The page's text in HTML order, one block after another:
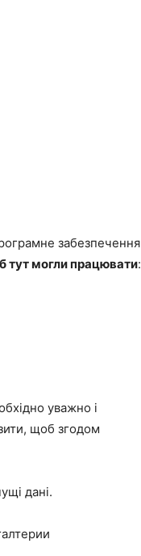
забезпечення
тут могли працювати:
уважно і
щоб згодом
дані.